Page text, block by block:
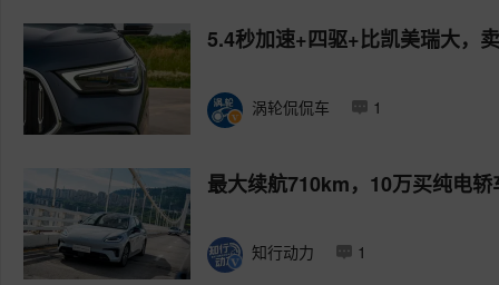
5.4秒加速+四驱+比凯美瑞大，
涡轮侃侃车 1
最大续航710km，10万买纯电
知行动力 1